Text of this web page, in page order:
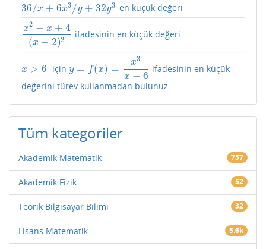
36/x + 6x3 /y + 32y3
36/x+ 6x3 /y+32y3 en küçük değeri
x2 − x + 4
(x − 2)2
x2−x+4(x−2)2 ifadesinin en küçük değeri
x > 6
x> 6 için y = f(x) = x3
x − 6
y=f(x =x3x −6
ifadesinin en küçük
değerini türev kullanmadan bulunuz.
Tüm kategoriler
Akademik Matematik 737
Akademik Fizik 52
Teorik Bilgisayar Bilimi 32
Lisans Matematik 5.6k